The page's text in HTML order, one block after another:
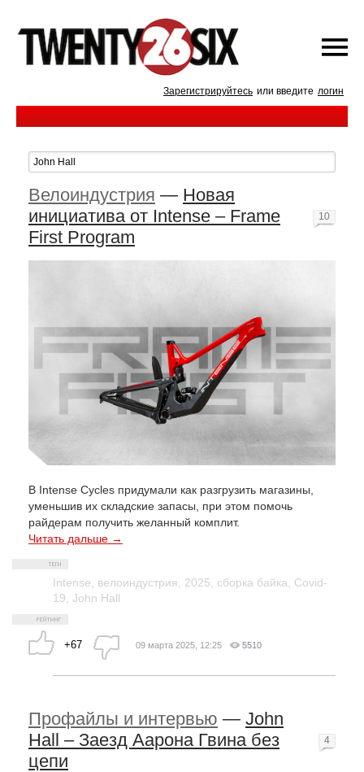
Зарегистрируйтесь или введите логин
Велоиндустрия — Новая
инициатива от Intense – Frame
First Program
В Intense Cycles придумали как разгрузить магазины,
уменьшив их складские запасы, при этом помочь
райдерам получить желанный комплит.
Читать дальше →
Intense велоиндустрия 2025 сборка байка
Covid-
19 John Hall
+67
10
09 марта 2025, 12:25 5510
Профайлы и интервью — John
Hall – Заезд Аарона Гвина без
цепи
4